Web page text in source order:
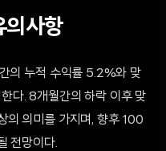
의사항
의 누적 수익률 5.2%와 맞
다. 8개월간의 하락 이후 맞
의 의미를 가지며, 향후 100
전망이다.